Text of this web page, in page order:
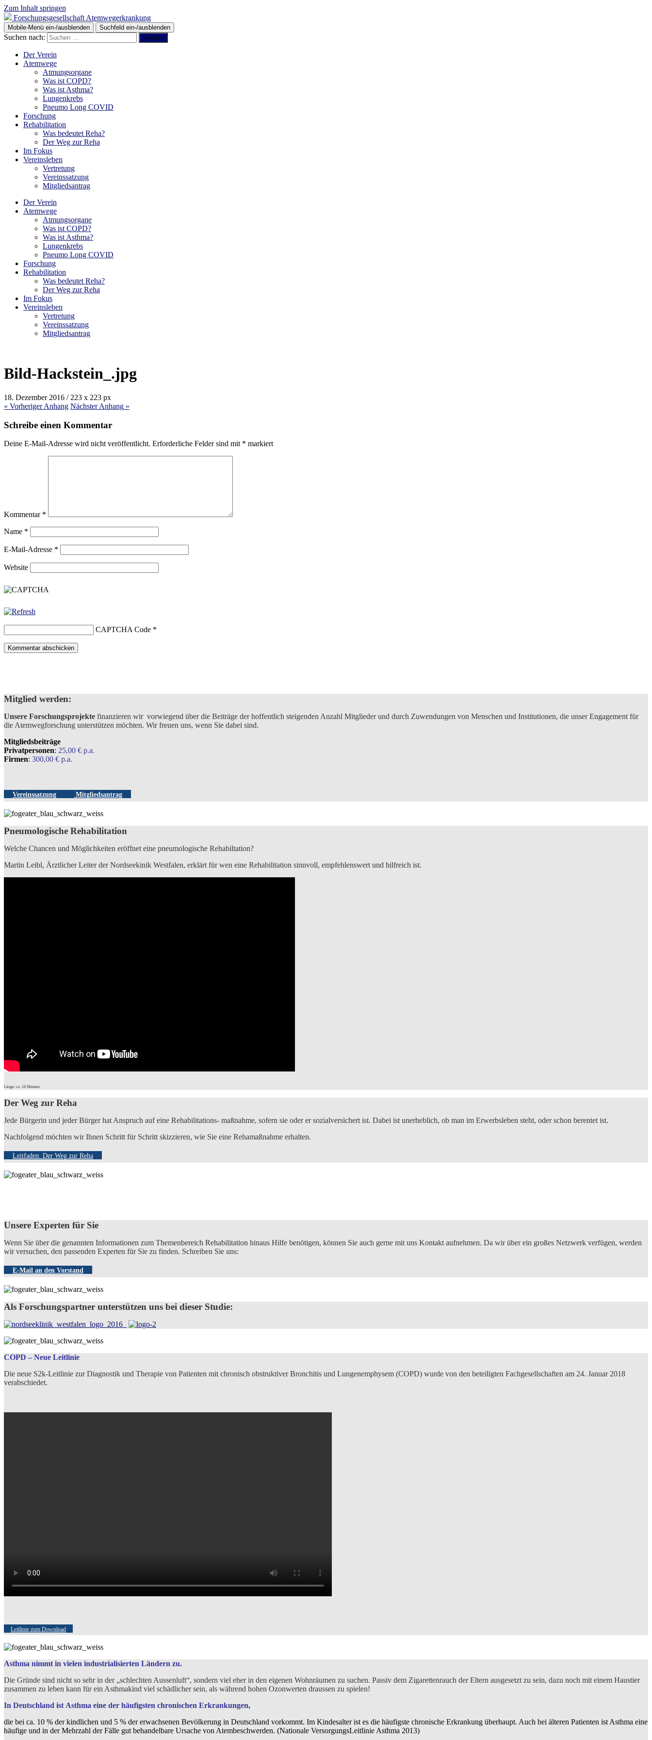
Zum Inhalt springen
Forschungsgesellschaft Atemwegerkrankung
Mobile-Menü ein-/ausblenden Suchfeld ein-/ausblenden
Suchen nach:
Der Verein
Atemwege
Atmungsorgane
Was ist COPD?
Was ist Asthma?
Lungenkrebs
Pneumo Long COVID
Forschung
Rehabilitation
Was bedeutet Reha?
Der Weg zur Reha
Im Fokus
Vereinsleben
Vertretung
Vereinssatzung
Mitgliedsantrag
Der Verein
Atemwege
Atmungsorgane
Was ist COPD?
Was ist Asthma?
Lungenkrebs
Pneumo Long COVID
Forschung
Rehabilitation
Was bedeutet Reha?
Der Weg zur Reha
Im Fokus
Vereinsleben
Vertretung
Vereinssatzung
Mitgliedsantrag
Bild-Hackstein_.jpg
18. Dezember 2016 / 223 x 223 px
« VorherigerAnhang NächsterAnhang »
Schreibe einen Kommentar
Deine E-Mail-Adresse wird nicht veröffentlicht. Erforderliche Felder sind mit * markiert
Kommentar *
Name *
E-Mail-Adresse *
Website
CAPTCHA Code *
Mitglied werden:
Unsere Forschungsprojekte finanzieren wir vorwiegend über die Beiträge der hoffentlich steigenden Anzahl Mitglieder und durch Zuwendungen von Menschen und Institutionen, die unser Engagement für
die Atemwegforschung unterstützen möchten. Wir freuen uns, wenn Sie dabei sind.
Mitgliedsbeiträge
Privatpersonen: 25,00 € p.a.
Firmen: 300,00 € p.a.
Vereinssatzung Mitgliedsantrag
Pneumologische Rehabilitation
Welche Chancen und Möglichkeiten eröffnet eine pneumologische Rehabiltation?
Martin Leibl, Ärztlicher Leiter der Nordseekinik Westfalen, erklärt für wen eine Rehabilitation sinnvoll, empfehlenswert und hilfreich ist.
Länge: ca. 18 Minuten
Der Weg zur Reha
Jede Bürgerin und jeder Bürger hat Anspruch auf eine Rehabilitations- maßnahme, sofern sie oder er sozialversichert ist. Dabei ist unerheblich, ob man im Erwerbsleben steht, oder schon berentet ist.
Nachfolgend möchten wir Ihnen Schritt für Schritt skizzieren, wie Sie eine Rehamaßnahme erhalten.
Leitfaden: Der Weg zur Reha
Unsere Experten für Sie
Wenn Sie über die genannten Informationen zum Themenbereich Rehabilitation hinaus Hilfe benötigen, können Sie auch gerne mit uns Kontakt aufnehmen. Da wir über ein großes Netzwerk verfügen, werden
wir versuchen, den passenden Experten für Sie zu finden. Schreiben Sie uns:
E-Mail an den Vorstand
Als Forschungspartner unterstützen uns bei dieser Studie:
COPD – Neue Leitlinie
Die neue S2k-Leitlinie zur Diagnostik und Therapie von Patienten mit chronisch obstruktiver Bronchitis und Lungenemphysem (COPD) wurde von den beteiligten Fachgesellschaften am 24. Januar 2018
verabschiedet.
Leitlinie zum Download
Asthma nimmt in vielen industrialisierten Ländern zu.
Die Gründe sind nicht so sehr in der „schlechten Aussenluft“, sondern viel eher in den eigenen Wohnräumen zu suchen. Passiv dem Zigarettenrauch der Eltern ausgesetzt zu sein, dazu noch mit einem Haustier
zusammen zu leben kann für ein Asthmakind viel schädlicher sein, als während hohen Ozonwerten draussen zu spielen!
In Deutschland ist Asthma eine der häufigsten chronischen Erkrankungen,
die bei ca. 10 % der kindlichen und 5 % der erwachsenen Bevölkerung in Deutschland vorkommt. Im Kindesalter ist es die häufigste chronische Erkrankung überhaupt. Auch bei älteren Patienten ist Asthma eine
häufige und in der Mehrzahl der Fälle gut behandelbare Ursache von Atembeschwerden. (Nationale VersorgungsLeitlinie Asthma 2013)